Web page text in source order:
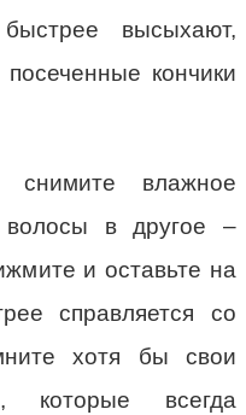
высыхают,
кончики
влажное
волосы в другое –
и оставьте на
справляется со
хотя бы свои
которые всегда